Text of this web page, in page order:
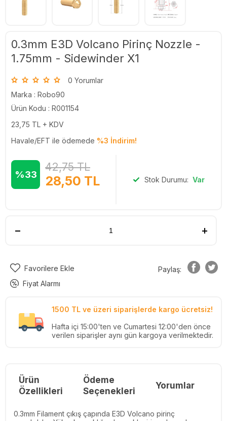
0.3mm E3D Volcano Pirinç Nozzle -
1.75mm - Sidewinder X1
0 Yorumlar
Marka : Robo90
Ürün Kodu : R001154
23,75 TL + KDV
Havale/EFT ile ödemede %3 İndirim!
%33 28,50 TL
42,75TL
Stok Durumu: Var
Favorilere Ekle
Fiyat Alarmı
Paylaş:
1500 TL ve üzeri siparişlerde kargo ücretsiz!
Hafta içi 15:00'ten ve Cumartesi 12:00'den önce
verilen siparişler aynı gün kargoya verilmektedir.
Ürün
Özellikleri
Ödeme
Seçenekleri
Yorumlar
0.3mm Filament çıkış çapında E3D Volcano pirinç